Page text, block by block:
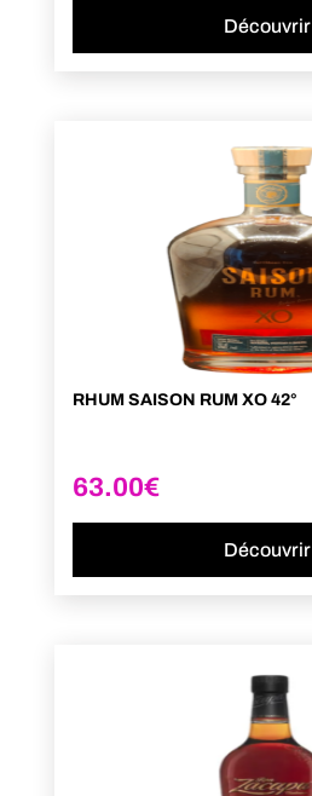
Découvrir
RHUM SAISON RUM XO 42°
63.00€
Découvrir